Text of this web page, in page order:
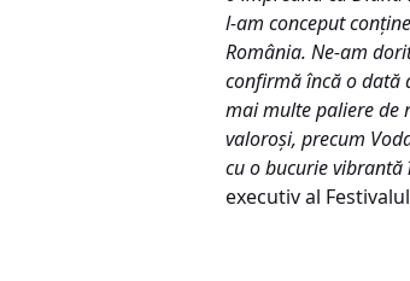
l-am conceput
România. Ne-am
confirmă încă o dată
mai multe paliere de
valoroși, precum
cu o bucurie vibrantă
executiv al